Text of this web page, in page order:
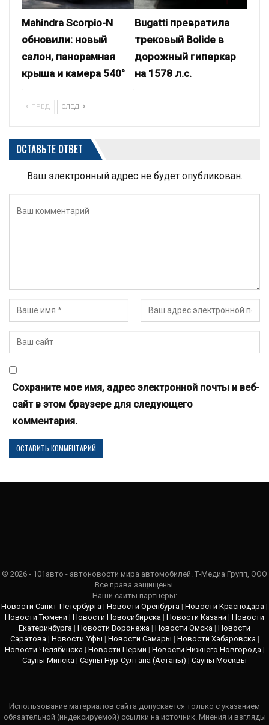
Mahindra Scorpio-N
обновили: новый
салон, панорамная
крыша и камера 540°
Bugatti превратила
трековый Bolide в
дорожный гиперкар
на 1578 л.с.
ПРЕД СЛЕД
ОСТАВЬТЕ ОТВЕТ
Ваш электронный адрес не будет опубликован.
Сохраните мое имя, адрес электронной почты и веб-
сайт в этом браузере для следующего
комментария.
© 2026 - 101авто - автоновости мира автомобилей. Т-Медиа Групп, ООО
Все права защищены.
Наши сайты партнеры:
Новости Санкт-Петербурга | Новости Оренбурга | Новости Краснодара |
Новости Тюмени | Новости Новосибирска | Новости Казани | Новости
Екатеринбурга | Новости Воронежа | Новости Омска | Новости
Саратова| Новости Уфы | Новости Самары | Новости Хабаровска|
Новости Челябинска| Новости Перми | Новости Нижнего Новгорода|
Сауны Минска | Сауны Нур-Султана (Астаны) | Сауны Москвы
Использование материалов сайта допускается только с указанием
обязательной (индексируемой) ссылки на источник. Мнения и взгляды